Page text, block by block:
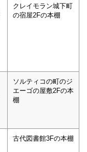
クレイモラン城下町
の宿屋2Fの本棚
ソルティコの町のジ
エーゴの屋敷2Fの本
棚
古代図書館3Fの本棚